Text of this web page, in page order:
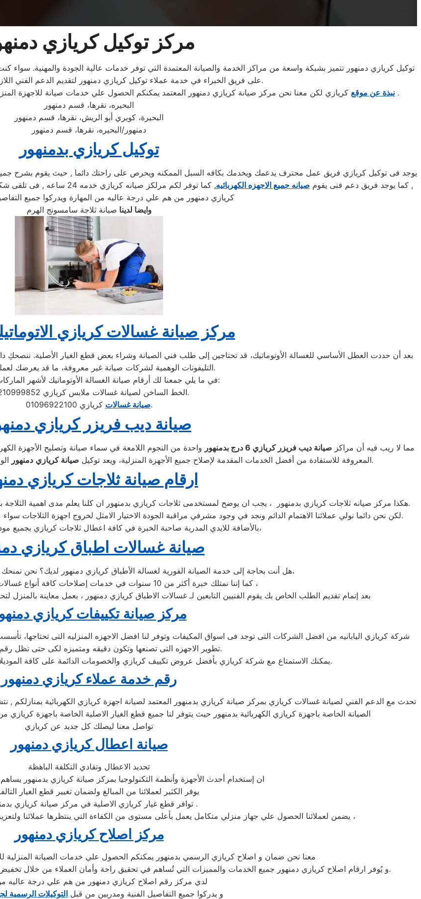
مركز توكيل كريازي
توكيل كريازي دمنهور تتميز بشبكة واسعة من مراكز الخدمة والصيانة المعتمدة التي توفر خدمات عالية الجودة والمهنية. سواء
على فريق الخبراء في خدمة عملاء توكيل كريازي دمنهور لتقديم الدعم الفني اللازم بكفاءة واحترافية قصوى.
نبذة عن موقع كريازي لكن معنا نحن مركز صيانة كريازي دمنهور المعتمد يمكنكم الحصول علي خدمات صيانة للاجهزة
.
البحيره، نقرها، قسم دمنهور
البحيرة، كوبري أبو الريش، نقرها، قسم دمنهور
دمنهور/البحيره، نقرها، قسم دمنهور
توكيل كريازي بدمنهور
يوجد فى توكيل كريازي فريق عمل محترف يدعمك ويخدمك بكافه السبل الممكنه ويحرص على راحتك دائما , حيث يقوم بشرح جميع
, كما يوجد فريق دعم فنى يقوم صيانه جميع الاجهزه الكهربائيه
, كما توفر لكم مرلكز
كريازي دمنهور من هم علي درجة عاليه من المهارة ويدركوا جميع
وايضا لدينا صيانة ثلاجة سامسونج الهرم
مركز صيانة غسالات كريازي
بعد أن حددت العطل الأساسي للغسالة الأوتوماتيك، قد تحتاجين إلى طلب فني الصيانة وشراء بعض قطع الغيار الأصلية. ننصحكِ
التليفونات الوهمية لشركات صيانة غير معروفة، ما قد يعرضك لعمليات النصب.
في ما يلي جمعنا لك أرقام صيانة الغسالة الأوتوماتيك لأشهر الماركات في دمنهور:
الخط الساخن لصيانة غسالات ملابس كريازي 01210999852.
صيانة غسالاتكريازي 01096922100.
صيانة ديب فريزر كريازي
مما لا ريب فيه أن مراكز صيانة ديب فريزر كريازي درج بدمنهور واحدة من النجوم اللامعة في سماء صيانة وتصليح الأجهزة
المعروفة للاستفادة من أفضل الخدمات المقدمة لإصلاح جميع الأجهزة المنزلية، ويعد توكيل صيانةكريازي دمنهور الواجهة المثالية للتعويل عليه والاستعانة به في ذلك العالم الكبير.
ارقام صيانة ثلاجات كريازي
هكذا مركز صيانه ثلاجات كريازي بدمنهور ، يجب ان يوضح لمستخدمى ثلاجات كريازي بدمنهور ان كلنا يعلم مدى اهمية الثلاجة بالمنزل ونحن لا ندخر جهدا كي نلبي جميع طلبات الصيانه لثلاجات كريازي.
لكن نحن دائما نولي عملائنا الاهتمام الدائم ونجد في وجود مشرفي مراقبة الجودة الاختيار الامثل لخروج اجهزة الثلاجات سواء من مركز الصيانه لثلاجات كريازي المعتمد بدمنهور او من منزل العميل.
بالأضافة للايدي المدربة صاحبة الخبرة في كافة اعطال ثلاجات كريازي بجميع موديلاتها القديم منها والحديث،
صيانة غسالات اطباق كريازي
هل أنت بحاجة إلى خدمة الصيانة الفورية لغسالة الأطباق كريازي دمنهور لديك؟ نحن نمنحك خدمة الصيانة الفورية التي ترغب بها،
كما إننا نمتلك خبرة أكثر من 10 سنوات في خدمات إصلاحات كافة أنواع غسالات الأطباق كريازي دمنهور ،
بعد إتمام تقديم الطلب الخاص بك يقوم الفنيين التابعين لـ غسالات الاطباق كريازي دمنهور ، بعمل معاينة بالمنزل
مركز صيانة تكييفات كريازي
تطوير الاجهزه التى تصنعها وتكون دقيقه ومتميزه لكى حتى تظل رقم 1 في السوق.
يمكنك الاستمتاع مع شركة كريازي بأفضل عروض تكييف كريازي والخصومات الدائمة على كافة الموديلات من تكييف 1.5 حصان و2.25حصان و3حصان.
رقم خدمة عملاء كريازي دمنهور
تحدث مع الدعم الفني لصيانة غسالات كريازي بمركز صيانة كريازي بدمنهور المعتمد لصيانة اجهزة كريازي الكهربائية بمنازلكم
الصيانة الخاصة باجهزة كريازي الكهربائية بدمنهور حيث يتوفر لنا جميع قطع الغيار الاصلية الخاصة باجهزة
تواصل معنا ليصلك كل جديد عن كريازي
صيانة اعطال كريازي دمنهور
تحديد الاعطال وتفادي التكلفة الباهظة
ان إستخدام أحدث الأجهزة وأنظمة التكنولوجيا بمركز صيانة كريازي بدمنهور
يوفر الكثير لعملائنا من المبالغ ولضمان تغيير قطع الغيار
» توافر قطع غيار كريازي الاصلية في مركز صيانة كريازي بدمنهور .
يضمن لعملائنا الحصول علي جهاز منزلي متكامل يعمل بأعلى مستوى من الكفاءة التي ينتظرها عملائنا ولتعزيز الثقة في مركز صيانة كريازي دمنهور المعتمد بدمنهور ،
مركز اصلاح كريازي دمنهور
معنا نحن ضمان و اصلاح كريازي الرسمي بدمنهور يمكنكم الحصول علي خدمات الصيانة المنزلية
و يُوفر ارقام اصلاح كريازي دمنهور جميع الخدمات والمميزات التي تُساهم في تحقيق راحة وأمان العملاء من خلال تخفيض أسعار تلك الخدمات والبُعد التام عن التكاليف المالية باهظة الثمن.
لدي مركز رقم اصلاح كريازي دمنهور من هم علي درجة عاليه
و يدركوا جميع التفاصيل الفنية ومدربين من قبلالتوكيلات الرسمية